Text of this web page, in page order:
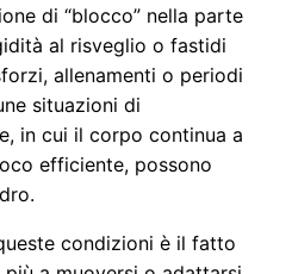
di “blocco” nella parte
al risveglio o fastidi
allenamenti o periodi
situazioni di
in cui il corpo continua a
efficiente, possono
condizioni è il fatto